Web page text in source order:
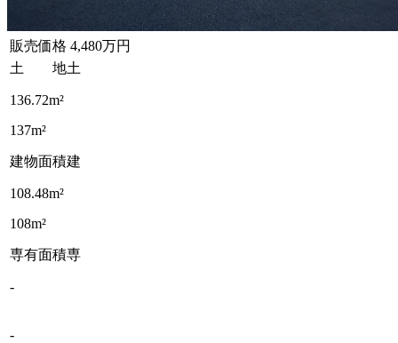
販売価格 4,480万円
土 地土
136.72m²
137m²
建物面積建
108.48m²
108m²
専有面積専
-
-